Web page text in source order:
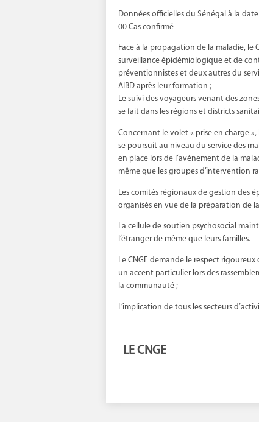
Données officielles du Sénégal à la
00 Cas confirmé
Face à la propagation de la maladie, le
surveillance épidémiologique et de
préventionnistes et deux autres du
AIBD après leur formation ;
Le suivi des voyageurs venant des
se fait dans les régions et districts
Concernant le volet « prise en charge
se poursuit au niveau du service des
en place lors de l’avènement de la
même que les groupes d’intervention
Les comités régionaux de gestion des
organisés en vue de la préparation de
La cellule de soutien psychosocial
l’étranger de même que leurs familles.
Le CNGE demande le respect
un accent particulier lors des
la communauté ;
L’implication de tous les secteurs
LE CNGE